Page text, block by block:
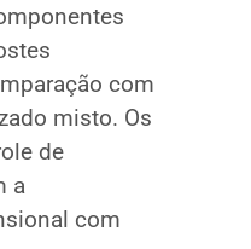
com
misto. Os
de
a
com